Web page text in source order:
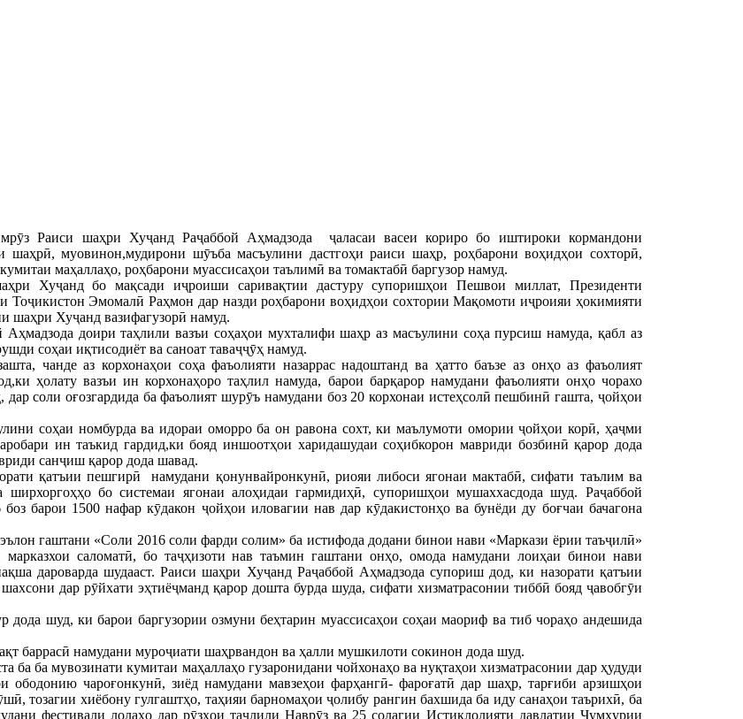
Раиси шаҳри Хуҷанд Раҷаббой Аҳмадзода ҷаласаи васеи кориро бо иштироки кормандони
шаҳрӣ, муовинон,мудирони шӯъба масъулини дастгоҳи раиси шаҳр, роҳбарони воҳидҳои сохторӣ,
маҳаллаҳо, роҳбарони муассисаҳои таълимӣ ва томактабӣ баргузор намуд.
Хуҷанд бо мақсади иҷроиши саривақтии дастуру супоришҳои Пешвои миллат, Президенти
Тоҷикистон Эмомалӣ Раҳмон дар назди роҳбарони воҳидҳои сохтории Мақомоти иҷроияи ҳокимияти
шаҳри Хуҷанд вазифагузорӣ намуд.
Аҳмадзода доири таҳлили вазъи соҳаҳои мухталифи шаҳр аз масъулини соҳа пурсиш намуда, қабл аз
соҳаи иқтисодиёт ва саноат таваҷҷӯҳ намуд.
чанде аз корхонаҳои соҳа фаъолияти назаррас надоштанд ва ҳатто баъзе аз онҳо аз фаъолият
ҳолату вазъи ин корхонаҳоро таҳлил намуда, барои барқарор намудани фаъолияти онҳо чорахо
соли оғозгардида ба фаъолият шурӯъ намудани боз 20 корхонаи истеҳсолӣ пешбинӣ гашта, ҷойҳои
соҳаи номбурда ва идораи оморро ба он равона сохт, ки маълумоти омории ҷойҳои корӣ, ҳаҷми
ин таъкид гардид,ки бояд иншоотҳои харидашудаи соҳибкорон мавриди бозбинӣ қарор дода
санҷиш қарор дода шавад.
қатъии пешгирӣ намудани қонунвайронкунӣ, риояи либоси ягонаи мактабӣ, сифати таълим ва
бо системаи ягонаи алоҳидаи гармидиҳӣ, супоришҳои мушаххасдода шуд. Раҷаббой
барои 1500 нафар кӯдакон ҷойҳои иловагии нав дар кӯдакистонҳо ва бунёди ду боғчаи бачагона
гаштани «Соли 2016 соли фарди солим» ба истифода додани бинои нави «Маркази ёрии таъҷилӣ»
марказхои саломатӣ, бо таҷҳизоти нав таъмин гаштани онҳо, омода намудани лоиҳаи бинои нави
дароварда шудааст. Раиси шаҳри Хуҷанд Раҷаббой Аҳмадзода супориш дод, ки назорати қатъии
дар рӯйхати эҳтиёҷманд қарор дошта бурда шуда, сифати хизматрасонии тиббӣ бояд ҷавобгӯи
дода шуд, ки барои баргузории озмуни беҳтарин муассисаҳои соҳаи маориф ва тиб чораҳо андешида
баррасӣ намудани муроҷиати шаҳрвандон ва ҳалли мушкилоти сокинон дода шуд.
ба ба мувозинати кумитаи маҳаллаҳо гузаронидани чойхонаҳо ва нуқтаҳои хизматрасонии дар ҳудуди
ободонию чароғонкунӣ, зиёд намудани мавзеҳои фарҳангӣ- фароғатӣ дар шаҳр, тарғиби арзишҳои
тозагии хиёбону гулгаштҳо, таҳияи барномаҳои ҷолибу рангин бахшида ба иду санаҳои таърихӣ, ба
фестивали лолаҳо дар рӯзҳои таҷлили Наврӯз ва 25 солагии Истиқлолияти давлатии Ҷумҳурии